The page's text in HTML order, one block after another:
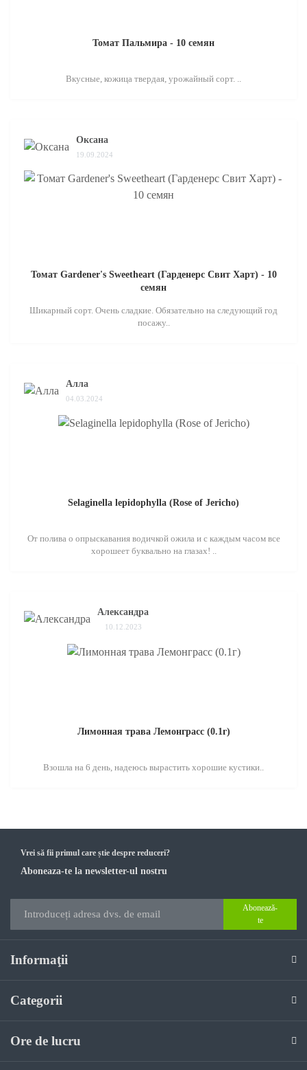
Томат Пальмира - 10 семян
Вкусные, кожица твердая, урожайный сорт. ..
Оксана
19.09.2024
Томат Gardener's Sweetheart (Гарденерс Свит Харт) - 10
семян
Шикарный сорт. Очень сладкие. Обязательно на следующий год
посажу..
Алла
04.03.2024
Selaginella lepidophylla (Rose of Jericho)
От полива о опрыскавания водичкой ожила и с каждым часом все
хорошеет буквально на глазах! ..
Александра
10.12.2023
Лимонная трава Лемонграсс (0.1г)
Взошла на 6 день, надеюсь вырастить хорошие кустики..
Vrei să fii primul care știe despre reduceri?
Aboneaza-te la newsletter-ul nostru
Abonează-
te
Informaţii
Categorii
Ore de lucru